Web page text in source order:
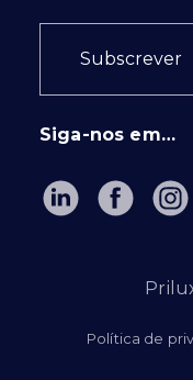
Subscrever
Siga-nos em…
Política de